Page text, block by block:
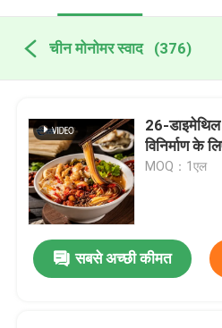
चीन मोनोमर स्वाद (376)
26-डाइमेथिल
विनिर्माण के
MOQ：1एल
सबसे अच्छी कीमत